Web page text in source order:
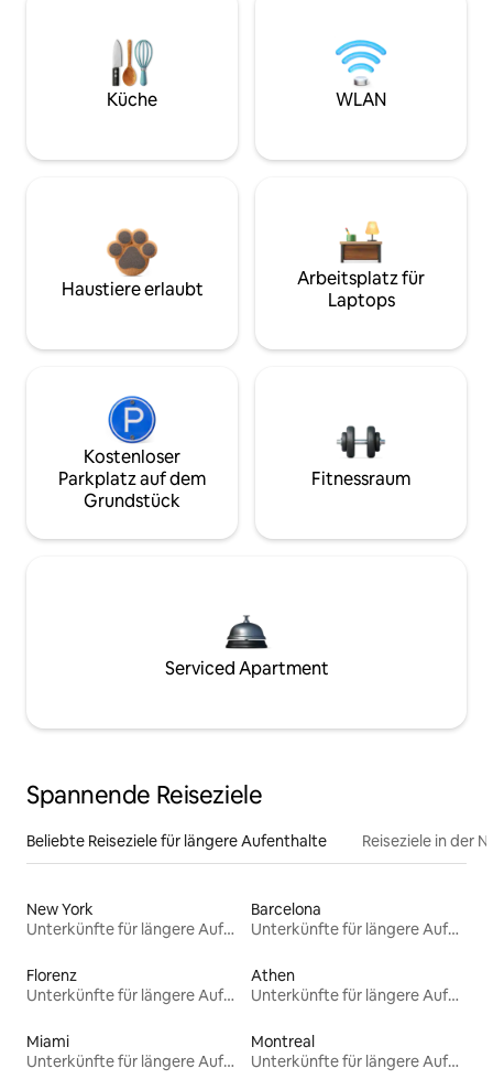
Küche WLAN
Haustiere erlaubt
Arbeitsplatz für
Laptops
Kostenloser
Parkplatz auf dem
Grundstück
Fitnessraum
Serviced Apartment
Spannende Reiseziele
Beliebte Reiseziele für längere Aufenthalte Reiseziele in der
New York
Unterkünfte für längere Aufenthalte
Barcelona
Unterkünfte für längere Aufenthalte
Florenz
Unterkünfte für längere Aufenthalte
Athen
Unterkünfte für längere Aufenthalte
Miami
Unterkünfte für längere Aufenthalte
Montreal
Unterkünfte für längere Aufenthalte